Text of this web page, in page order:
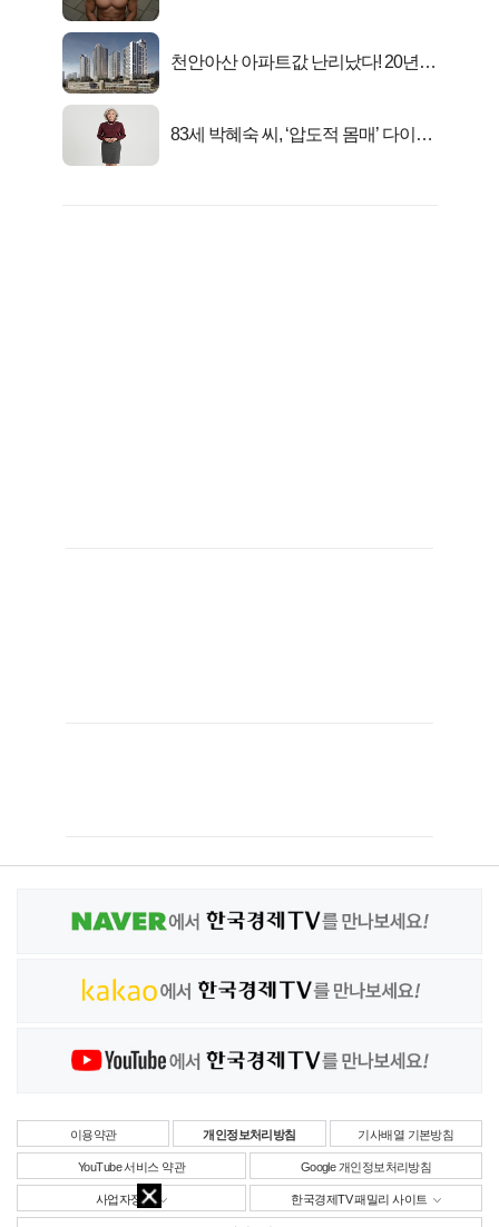
천안아산 아파트값 난리났다! 20년
83세 박혜숙 씨, ‘압도적 몸매’ 다이어
이용약관 개인정보처리방침 기사배열 기본방침
YouTube 서비스 약관 Google 개인정보처리방침
사업자정보 한국경제TV 패밀리 사이트